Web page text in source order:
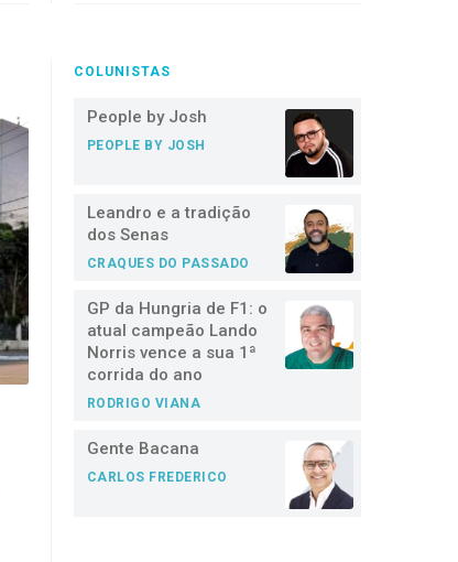
COLUNISTAS
People by Josh
PEOPLE BY JOSH
Leandro e a tradição
dos Senas
CRAQUES DO PASSADO
GP da Hungria de F1: o
atual campeão Lando
Norris vence a sua 1ª
corrida do ano
RODRIGO VIANA
Gente Bacana
CARLOS FREDERICO